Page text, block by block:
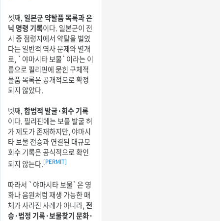
셋째, 일본군 약탈품 목록과 은
닉 명령 기록이다. 일본군이 전
시 중 점령지에서 약탈을 벌였
다는 일반적 역사 문제와 별개
로, `야마시타 보물`이라는 이
름으로 필리핀에 묻힌 구체적
물품 목록은 공개적으로 확정
되지 않았다.
넷째,합법적 발굴·회수 기록
이다. 필리핀에는 보물 발굴 허
가 제도가 존재하지만, 야마시
타 보물 전승과 연결된 대규모
회수 기록은 공식적으로 확인
되지 않는다.[PERMIT]
따라서 `야마시타 보물`은 영
화나 음원처럼 재생 가능한 매
체가 사라진 사례가 아니라,전
승·법정 기록·보물찾기 문화·